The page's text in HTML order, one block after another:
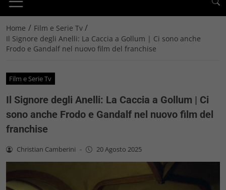
Home / Film e Serie Tv /
Il Signore degli Anelli: La Caccia a Gollum | Ci sono anche
Frodo e Gandalf nel nuovo film del franchise
Film e Serie Tv
Il Signore degli Anelli: La Caccia a Gollum | Ci
sono anche Frodo e Gandalf nel nuovo film del
franchise
Christian Camberini - 20 Agosto 2025